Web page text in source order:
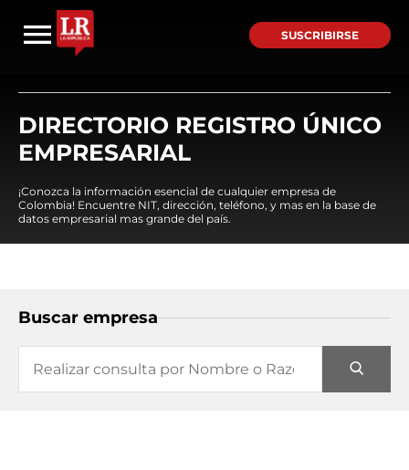
SUSCRIBIRSE
DIRECTORIO REGISTRO ÚNICO
EMPRESARIAL
¡Conozca la información esencial de cualquier empresa de
Colombia! Encuentre NIT, dirección, teléfono, y mas en la base de
datos empresarial mas grande del país.
Buscar empresa